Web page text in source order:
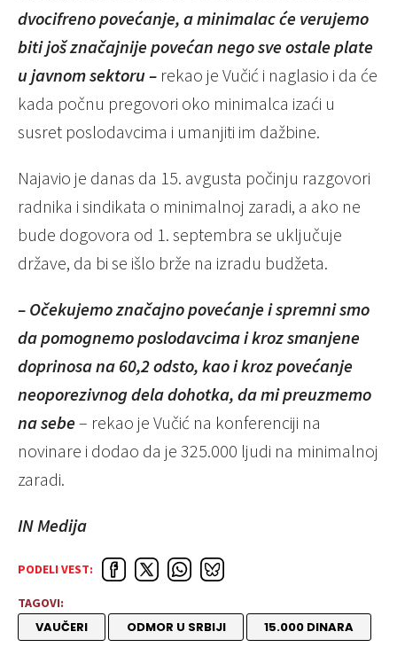
dvocifreno povećanje, a minimalac će verujemo
biti još značajnije povećan nego sve ostale plate
u javnom sektoru – rekao je Vučić i naglasio i da će
kada počnu pregovori oko minimalca izaći u
susret poslodavcima i umanjiti im dažbine.
Najavio je danas da 15. avgusta počinju razgovori
radnika i sindikata o minimalnoj zaradi, a ako ne
bude dogovora od 1. septembra se uključuje
države, da bi se išlo brže na izradu budžeta.
– Očekujemo značajno povećanje i spremni smo
da pomognemo poslodavcima i kroz smanjene
doprinosa na 60,2 odsto, kao i kroz povećanje
neoporezivnog dela dohotka, da mi preuzmemo
na sebe– rekao je Vučić na konferenciji na
novinare i dodao da je 325.000 ljudi na minimalnoj
zaradi.
IN Medija
PODELI VEST:
TAGOVI:
VAUČERI ODMOR U SRBIJI 15.000 DINARA